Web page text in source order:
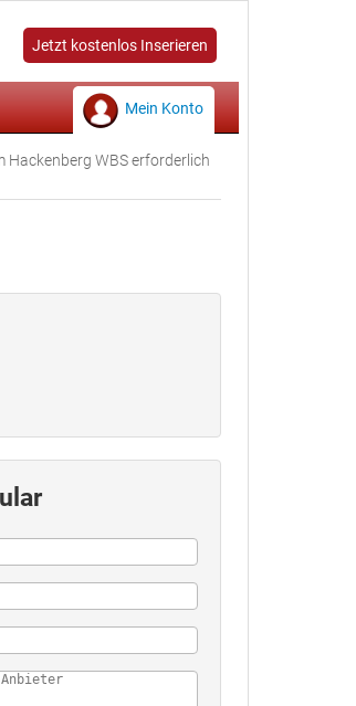
Jetzt kostenlos Inserieren
Mein Konto
WBS erforderlich